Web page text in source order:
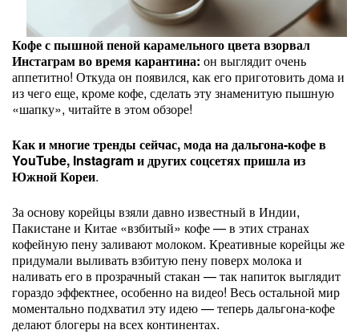
Кофе с пышной пеной карамельного цвета взорвал
Инстаграм во время карантина: он выглядит очень
аппетитно! Откуда он появился, как его приготовить дома и
из чего еще, кроме кофе, сделать эту знаменитую пышную
«шапку», читайте в этом обзоре!
Как и многие тренды сейчас, мода на дальгона-кофе в
YouTube, Instagram и других соцсетях пришла из
Южной Кореи.
За основу корейцы взяли давно известный в Индии,
Пакистане и Китае «взбитый» кофе — в этих странах
кофейную пену заливают молоком. Креативные корейцы же
придумали выливать взбитую пену поверх молока и
наливать его в прозрачный стакан — так напиток выглядит
гораздо эффектнее, особенно на видео! Весь остальной мир
моментально подхватил эту идею — теперь дальгона-кофе
делают блогеры на всех континентах.